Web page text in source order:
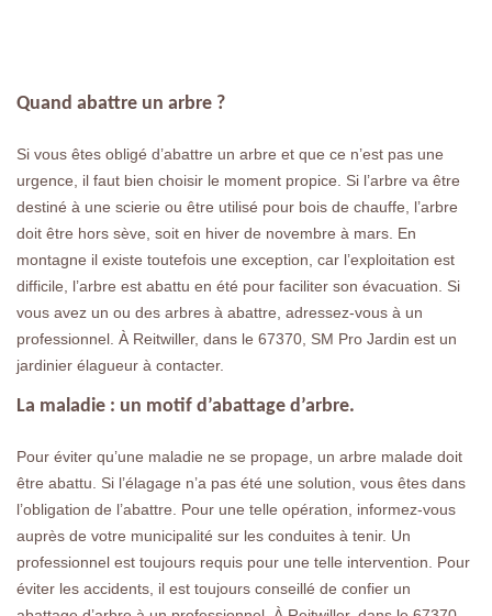
Quand abattre un arbre ?
Si vous êtes obligé d’abattre un arbre et que ce n’est pas une
urgence, il faut bien choisir le moment propice. Si l’arbre va être
destiné à une scierie ou être utilisé pour bois de chauffe, l’arbre
doit être hors sève, soit en hiver de novembre à mars. En
montagne il existe toutefois une exception, car l’exploitation est
difficile, l’arbre est abattu en été pour faciliter son évacuation. Si
vous avez un ou des arbres à abattre, adressez-vous à un
professionnel. À Reitwiller, dans le 67370, SM Pro Jardin est un
jardinier élagueur à contacter.
La maladie : un motif d’abattage d’arbre.
Pour éviter qu’une maladie ne se propage, un arbre malade doit
être abattu. Si l’élagage n’a pas été une solution, vous êtes dans
l’obligation de l’abattre. Pour une telle opération, informez-vous
auprès de votre municipalité sur les conduites à tenir. Un
professionnel est toujours requis pour une telle intervention. Pour
éviter les accidents, il est toujours conseillé de confier un